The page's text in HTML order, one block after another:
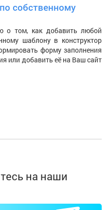
собственному
о том, как добавить любой
шаблону в конструктор
форму заполнения
или добавить её на Ваш сайт
на наши